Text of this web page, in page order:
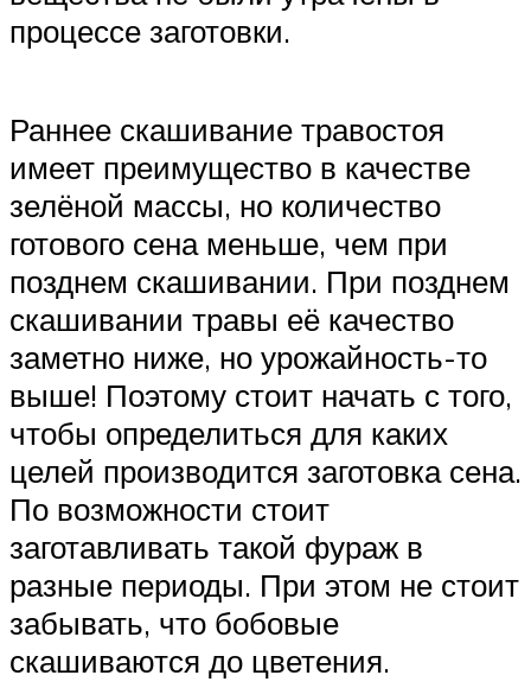
процессе заготовки.
Раннее скашивание травостоя
имеет преимущество в качестве
зелёной массы, но количество
готового сена меньше, чем при
позднем скашивании. При позднем
скашивании травы её качество
заметно ниже, но урожайность-то
выше! Поэтому стоит начать с того,
чтобы определиться для каких
целей производится заготовка сена.
По возможности стоит
заготавливать такой фураж в
разные периоды. При этом не стоит
забывать, что бобовые
скашиваются до цветения.